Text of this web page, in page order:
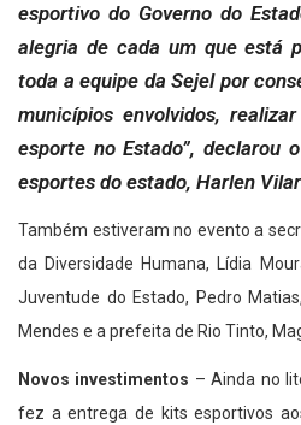
esportivo do Governo do
alegria de cada um que está
toda a equipe da Sejel por
municípios envolvidos,
esporte no Estado”, declarou
esportes do estado, Harlen
Também estiveram no evento a
da Diversidade Humana, Lídia
Juventude do Estado, Pedro
Mendes e a prefeita de Rio Tinto,
Novos investimentos – Ainda no
fez a entrega de kits esportivos